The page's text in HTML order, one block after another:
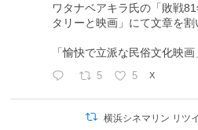
ワタナベアキラ氏の「敗戦
タリーと映画」にて文章を
「愉快で立派な民俗文化映画
5 5 X
横浜シネマリン リツ